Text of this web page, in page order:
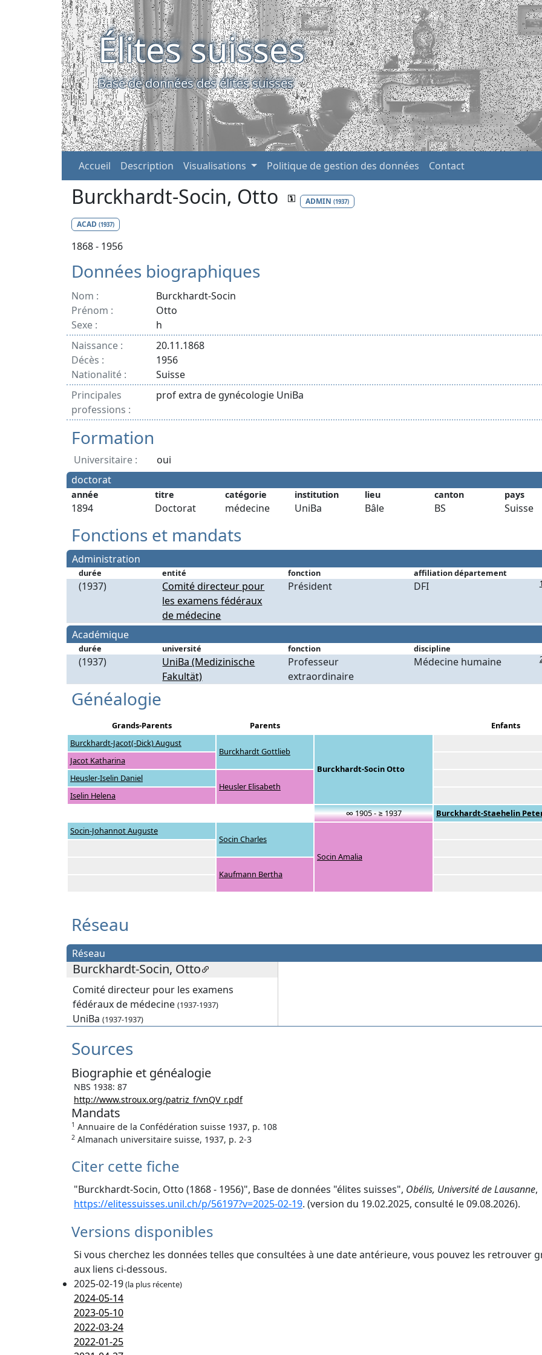
Élites suisses
Base de données des élites suisses
Accueil Description Visualisations Politique de gestion des données Contact
Burckhardt-Socin, Otto ADMIN (1937)
ACAD (1937)
1868 - 1956
Données biographiques
Nom :
Burckhardt-Socin
Prénom :
Otto
Sexe :
h
Naissance :
20.11.1868
Décès :
1956
Nationalité :
Suisse
Principales
professions :
prof extra de gynécologie UniBa
Formation
Universitaire :
oui
doctorat
année titre catégorie institution lieu canton pays
1894 Doctorat médecine UniBa Bâle BS Suisse
Fonctions et mandats
Administration
durée entité fonction affiliation département
(1937)
Comité directeur pour
les examens fédéraux
de médecine
Président DFI
Académique
durée université fonction discipline
(1937)
UniBa (Medizinische
Fakultät)
Professeur
extraordinaire
Médecine humaine
Généalogie
Grands-Parents Parents
Enfants
Burckhardt-Jacot(-Dick) August
Burckhardt Gottlieb
Burckhardt-Socin Otto
Jacot Katharina
Heusler-Iselin Daniel
Heusler Elisabeth
Iselin Helena
∞ 1905 - ≥ 1937
Burckhardt-Staehelin
Socin-Johannot Auguste
Socin Charles
Socin Amalia
Kaufmann Bertha
Réseau
Réseau
Burckhardt-Socin, Otto
Comité directeur pour les examens
fédéraux de médecine (1937-1937)
UniBa (1937-1937)
Sources
Biographie et généalogie
NBS 1938: 87
http://www.stroux.org/patriz_f/vnQV_r.pdf
Mandats
1 Annuaire de la Confédération suisse 1937, p. 108
2 Almanach universitaire suisse, 1937, p. 2-3
Citer cette fiche
"Burckhardt-Socin, Otto (1868 - 1956)", Base de données "élites suisses", Obélis, Université de Lausanne,
https://elitessuisses.unil.ch/p/56197?v=2025-02-19. (version du 19.02.2025, consulté le 09.08.2026).
Versions disponibles
Si vous cherchez les données telles que consultées à une date antérieure, vous pouvez les retrouver
aux liens ci-dessous.
2025-02-19(la plus récente)
2024-05-14
2023-05-10
2022-03-24
2022-01-25